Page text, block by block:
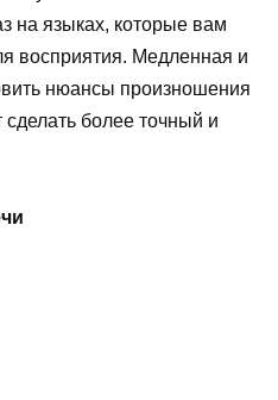
на языках, которые вам
восприятия. Медленная и
нюансы произношения
сделать более точный и